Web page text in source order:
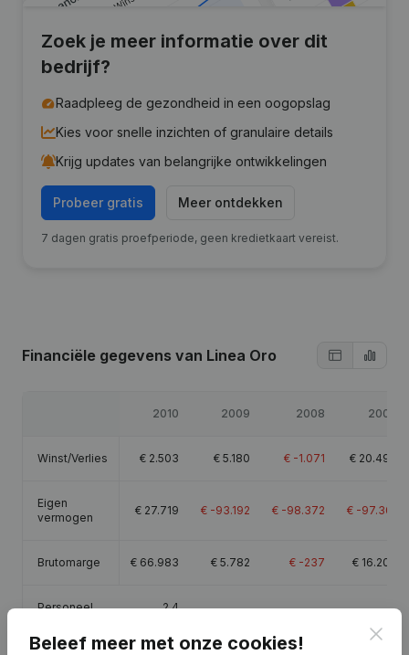
Zoek je meer informatie over dit
bedrijf?
Raadpleeg de gezondheid in een oogopslag
Kies voor snelle inzichten of granulaire details
Krijg updates van belangrijke ontwikkelingen
Probeer gratis Meer ontdekken
7 dagen gratis proefperiode, geen kredietkaart vereist.
Financiële gegevens van Linea Oro
2010 2009 2008 2007
Winst/Verlies € 2.503 € 5.180 € -1.071 € 20.490
Eigen
vermogen
€ 27.719 € -93.192 € -98.372 € -97.301
Brutomarge € 66.983 € 5.782 € -237 € 16.203
Personeel 2,4
Beleef meer met onze cookies!